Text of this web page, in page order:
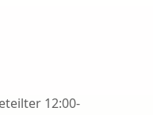
12:00-